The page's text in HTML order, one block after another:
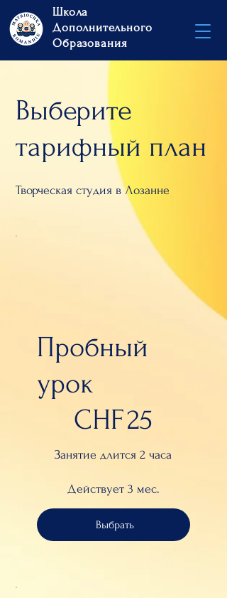
Школа
Дополнительного
Образования
Пробный
урок
CHF25
Занятие длится 2 часа
Действует 3 мес.
Выбрать
Выберите
тарифный план
Творческая студия в Лозанне